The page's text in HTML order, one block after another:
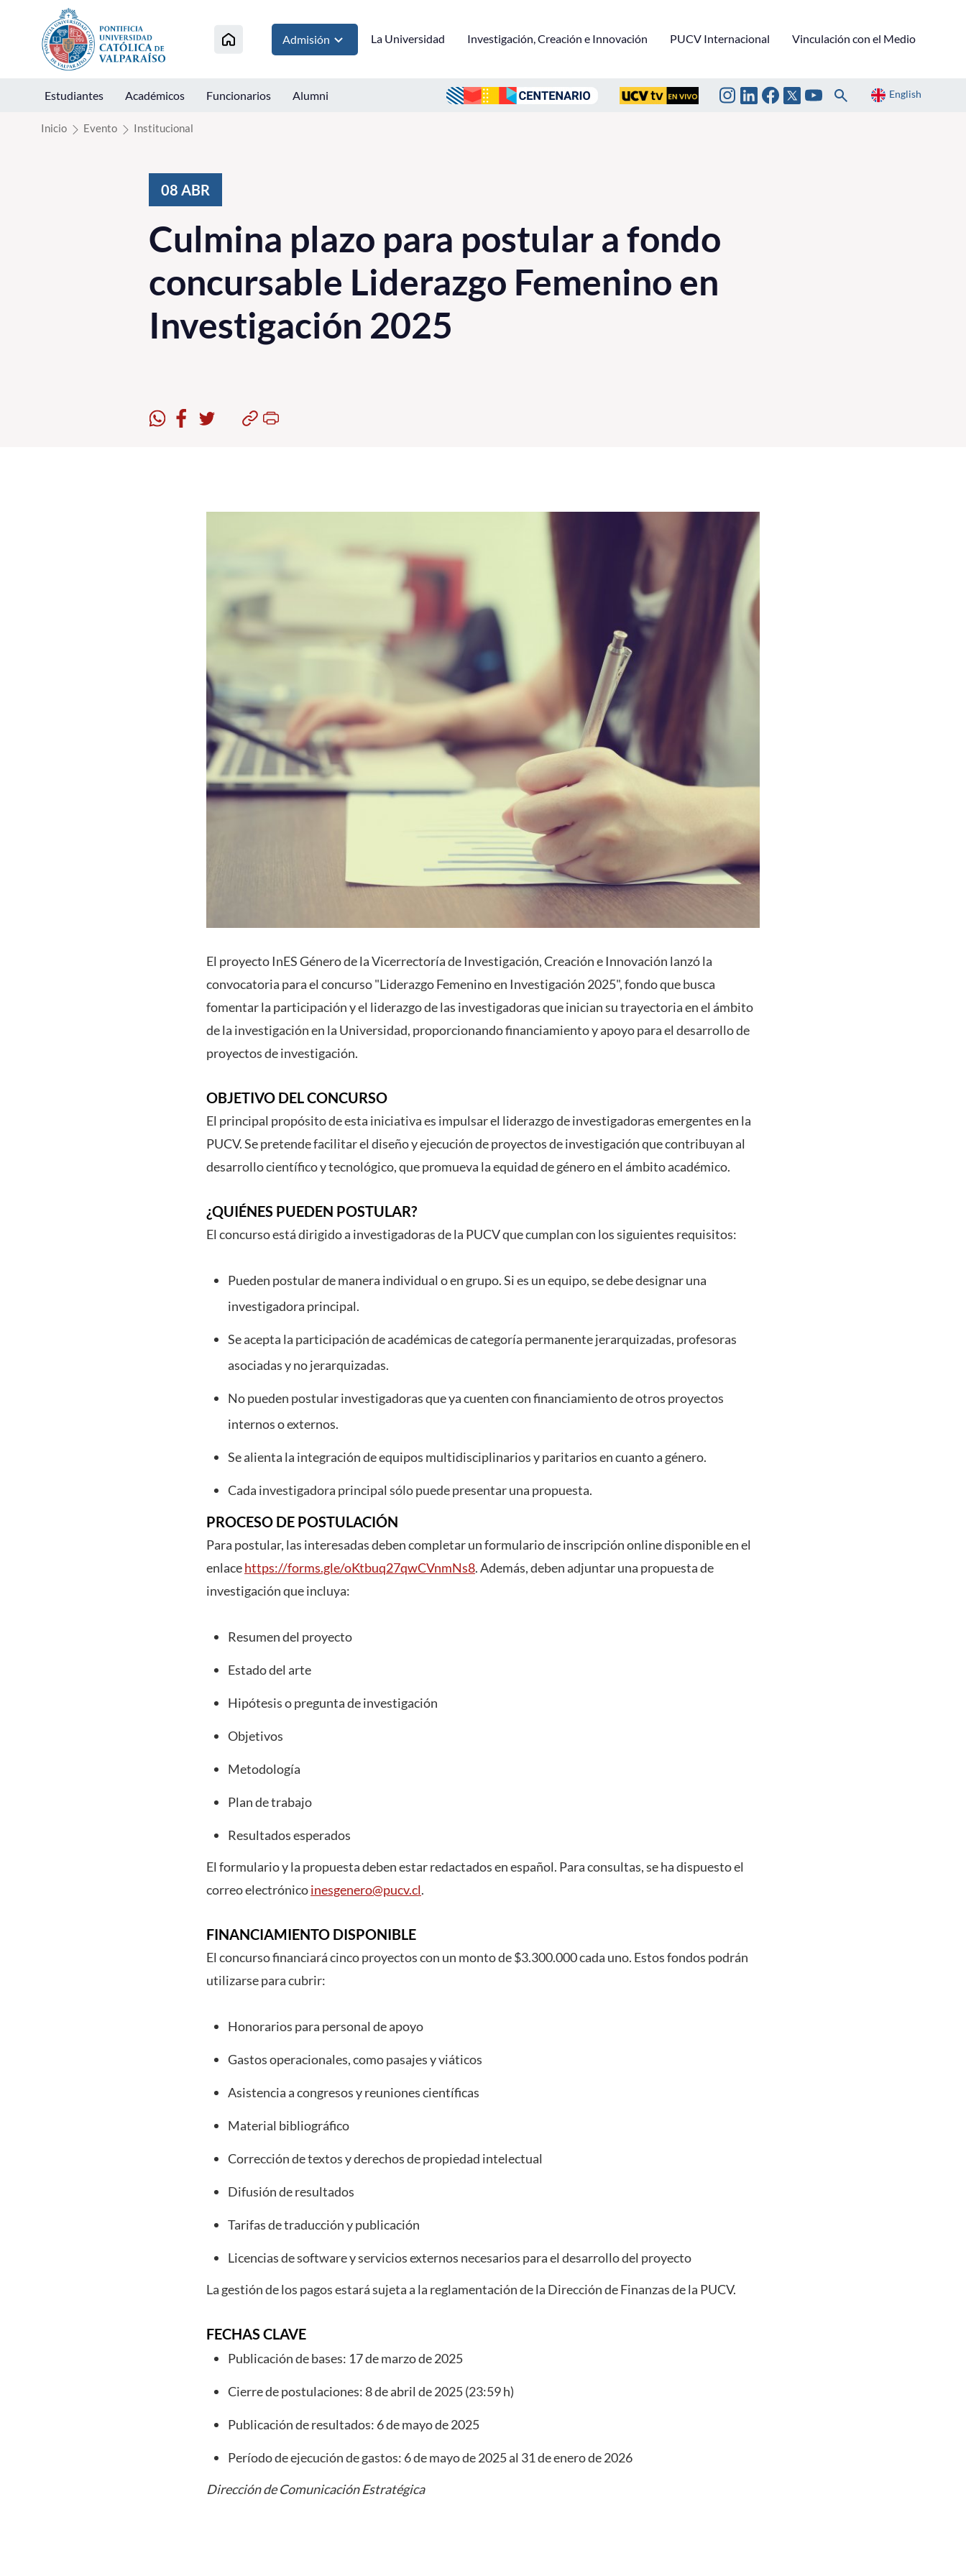
Click acá para ir directamente al contenido
Admisión La Universidad Investigación, Creación e Innovación PUCV Internacional Vinculación con el Medio
Estudiantes Académicos Funcionarios Alumni English
Inicio Evento Institucional
08 ABR
Culmina plazo para postular a fondo
concursable Liderazgo Femenino en
Investigación 2025
El proyecto InES Género de la Vicerrectoría de Investigación, Creación e Innovación lanzó la
convocatoria para el concurso "Liderazgo Femenino en Investigación 2025", fondo que busca
fomentar la participación y el liderazgo de las investigadoras que inician su trayectoria en el ámbito
de la investigación en la Universidad, proporcionando financiamiento y apoyo para el desarrollo de
proyectos de investigación.
OBJETIVO DEL CONCURSO
El principal propósito de esta iniciativa es impulsar el liderazgo de investigadoras emergentes en la
PUCV. Se pretende facilitar el diseño y ejecución de proyectos de investigación que contribuyan al
desarrollo científico y tecnológico, que promueva la equidad de género en el ámbito académico.
¿QUIÉNES PUEDEN POSTULAR?
El concurso está dirigido a investigadoras de la PUCV que cumplan con los siguientes requisitos:
Pueden postular de manera individual o en grupo. Si es un equipo, se debe designar una
investigadora principal.
Se acepta la participación de académicas de categoría permanente jerarquizadas, profesoras
asociadas y no jerarquizadas.
No pueden postular investigadoras que ya cuenten con financiamiento de otros proyectos
internos o externos.
Se alienta la integración de equipos multidisciplinarios y paritarios en cuanto a género.
Cada investigadora principal sólo puede presentar una propuesta.
PROCESO DE POSTULACIÓN
Para postular, las interesadas deben completar un formulario de inscripción online disponible en el
enlacehttps://forms.gle/oKtbuq27qwCVnmNs8. Además, deben adjuntar una propuesta de
investigación que incluya:
Resumen del proyecto
Estado del arte
Hipótesis o pregunta de investigación
Objetivos
Metodología
Plan de trabajo
Resultados esperados
El formulario y la propuesta deben estar redactados en español. Para consultas, se ha dispuesto el
correo electrónicoinesgenero@pucv.cl.
FINANCIAMIENTO DISPONIBLE
El concurso financiará cinco proyectos con un monto de $3.300.000 cada uno. Estos fondos podrán
utilizarse para cubrir:
Honorarios para personal de apoyo
Gastos operacionales, como pasajes y viáticos
Asistencia a congresos y reuniones científicas
Material bibliográfico
Corrección de textos y derechos de propiedad intelectual
Difusión de resultados
Tarifas de traducción y publicación
Licencias de software y servicios externos necesarios para el desarrollo del proyecto
La gestión de los pagos estará sujeta a la reglamentación de la Dirección de Finanzas de la PUCV.
FECHAS CLAVE
Publicación de bases: 17 de marzo de 2025
Cierre de postulaciones: 8 de abril de 2025 (23:59 h)
Publicación de resultados: 6 de mayo de 2025
Período de ejecución de gastos: 6 de mayo de 2025 al 31 de enero de 2026
Dirección de Comunicación Estratégica